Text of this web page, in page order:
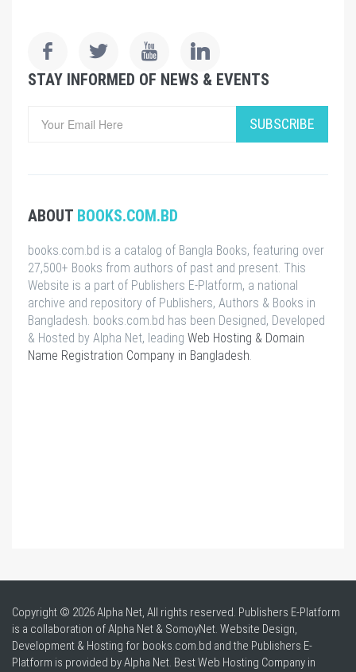
STAY INFORMED OF NEWS & EVENTS
SUBSCRIBE
ABOUT BOOKS.COM.BD
books.com.bd is a catalog of Bangla Books, featuring over
27,500+ Books from authors of past and present. This
Website is a part of Publishers E-Platform, a national
archive and repository of Publishers, Authors & Books in
Bangladesh. books.com.bd has been Designed, Developed
& Hosted by Alpha Net, leading Web Hosting & Domain
Name Registration Company in Bangladesh
Copyright © 2026 Alpha Net, All rights reserved. Publishers E-Platform
is a collaboration of Alpha Net & SomoyNet. Website Design,
Development & Hosting for books.com.bd and the Publishers E-
Platform is provided by Alpha Net. BestWeb Hosting Company in